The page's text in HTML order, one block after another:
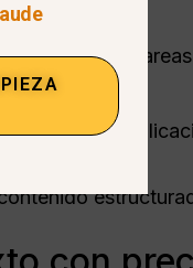
listas de
directa con